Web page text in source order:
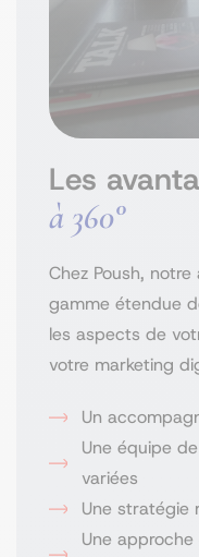
Les
à 360°
Chez Poush,
gamme étendue
les aspects de
votre marketing
Un
Une équipe
variées
Une stratégie
Une